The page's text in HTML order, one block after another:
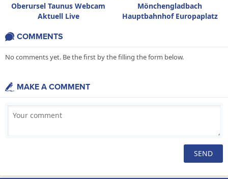
Oberursel Taunus Webcam
Aktuell Live
Mönchengladbach
Hauptbahnhof Europaplatz
COMMENTS
No comments yet. Be the first by the filling the form below.
MAKE A COMMENT